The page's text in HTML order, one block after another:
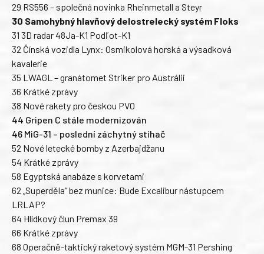
29 RS556 – společná novinka Rheinmetall a Steyr
30 Samohybný hlavňový delostrelecký systém Floks
31 3D radar 48Ja-K1 Podľot-K1
32 Čínská vozidla Lynx: Osmikolová horská a výsadková
kavalerie
35 LWAGL – granátomet Striker pro Austrálii
36 Krátké zprávy
38 Nové rakety pro českou PVO
44 Gripen C stále modernizován
46 MiG-31 – poslední záchytný stíhač
52 Nové letecké bomby z Azerbajdžanu
54 Krátké zprávy
58 Egyptská anabáze s korvetami
62 „Superděla“ bez munice: Bude Excalibur nástupcem
LRLAP?
64 Hlídkový člun Premax 39
66 Krátké zprávy
68 Operačně-taktický raketový systém MGM-31 Pershing